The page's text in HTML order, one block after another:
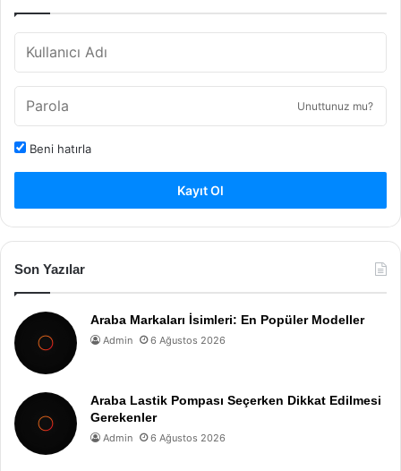
Unuttunuz mu?
Beni hatırla
Kayıt Ol
Son Yazılar
Araba Markaları İsimleri: En Popüler Modeller
Admin 6 Ağustos 2026
Araba Lastik Pompası Seçerken Dikkat Edilmesi
Gerekenler
Admin 6 Ağustos 2026